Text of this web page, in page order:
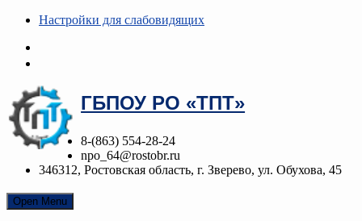
Настройки для cлабовидящих
ГБПОУ РО «ТПТ»
8-(863) 554-28-24
npo_64@rostobr.ru
346312, Ростовская область, г. Зверево, ул. Обухова, 45
Open Menu